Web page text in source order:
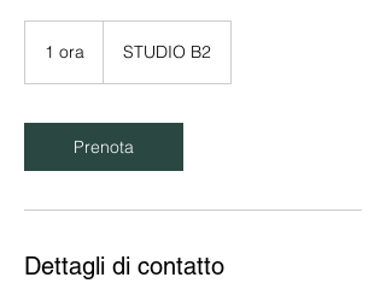
1 ora STUDIO B2
Prenota
Dettagli di contatto